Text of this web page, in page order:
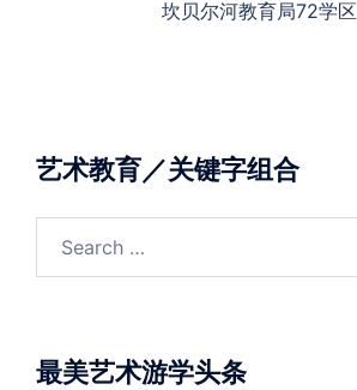
坎贝尔河教育局72学区
艺术教育／关键字组合
最美艺术游学头条